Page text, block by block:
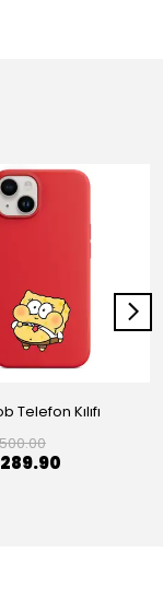
Telefon Kılıfı